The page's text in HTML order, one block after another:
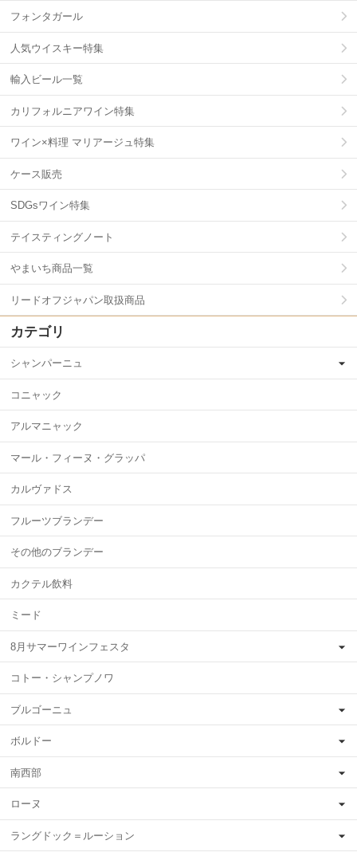
フォンタガール
人気ウイスキー特集
輸入ビール一覧
カリフォルニアワイン特集
ワイン×料理 マリアージュ特集
ケース販売
SDGsワイン特集
テイスティングノート
やまいち商品一覧
リードオフジャパン取扱商品
カテゴリ
シャンパーニュ
コニャック
アルマニャック
マール・フィーヌ・グラッパ
カルヴァドス
フルーツブランデー
その他のブランデー
カクテル飲料
ミード
8月サマーワインフェスタ
コトー・シャンプノワ
ブルゴーニュ
ボルドー
南西部
ローヌ
ラングドック＝ルーション